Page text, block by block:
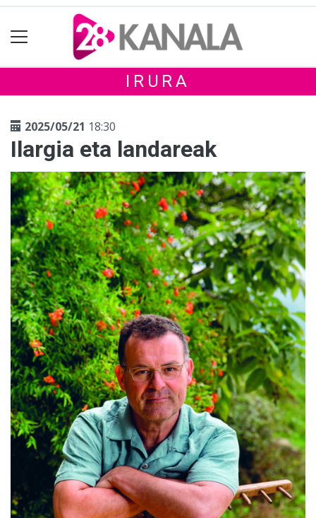
IRURA
2025/05/21 18:30
Ilargia eta landareak